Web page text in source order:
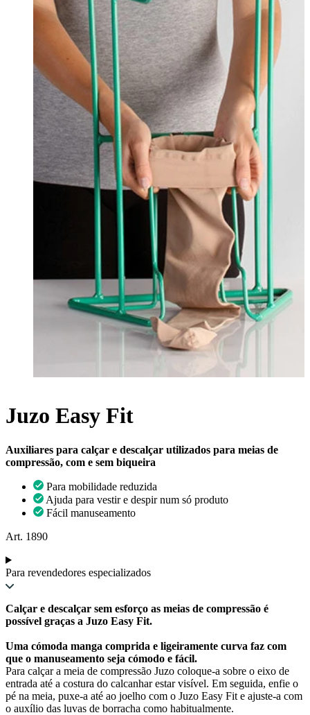
Juzo Easy Fit
Auxiliares para calçar e descalçar utilizados para meias de
compressão, com e sem biqueira
Para mobilidade reduzida
Ajuda para vestir e despir num só produto
Fácil manuseamento
Art. 1890
Para revendedores especializados
Calçar e descalçar sem esforço as meias de compressão é
possível graças a Juzo Easy Fit.
Uma cómoda manga comprida e ligeiramente curva faz com
que o manuseamento seja cómodo e fácil.
Para calçar a meia de compressão Juzo coloque-a sobre o eixo de
entrada até a costura do calcanhar estar visível. Em seguida, enfie o
pé na meia, puxe-a até ao joelho com o Juzo Easy Fit e ajuste-a com
o auxílio das luvas de borracha como habitualmente.